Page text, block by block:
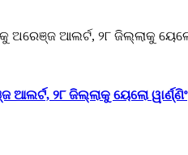
୨୮ ଜିଲ୍ଲାକୁ ୟେଲୋ ୱାର୍ଣ୍ଣିଂ